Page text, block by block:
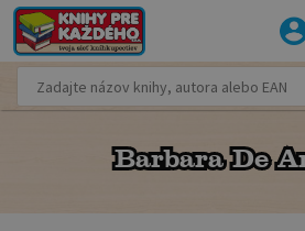
Barbara De
Barbara De